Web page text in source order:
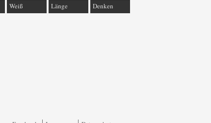
Weiß Länge Denken